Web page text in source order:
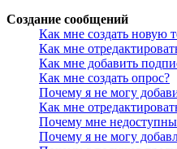
Создание сообщений
Как мне создать новую
Как мне
Как мне добавить
Как мне создать опрос?
Почему я не могу
Как мне
Почему мне
Почему я не могу